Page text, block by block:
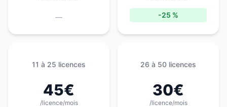
— -25 %
11 à 25 licences
45€
/licence/mois
26 à 50 licences
30€
/licence/mois